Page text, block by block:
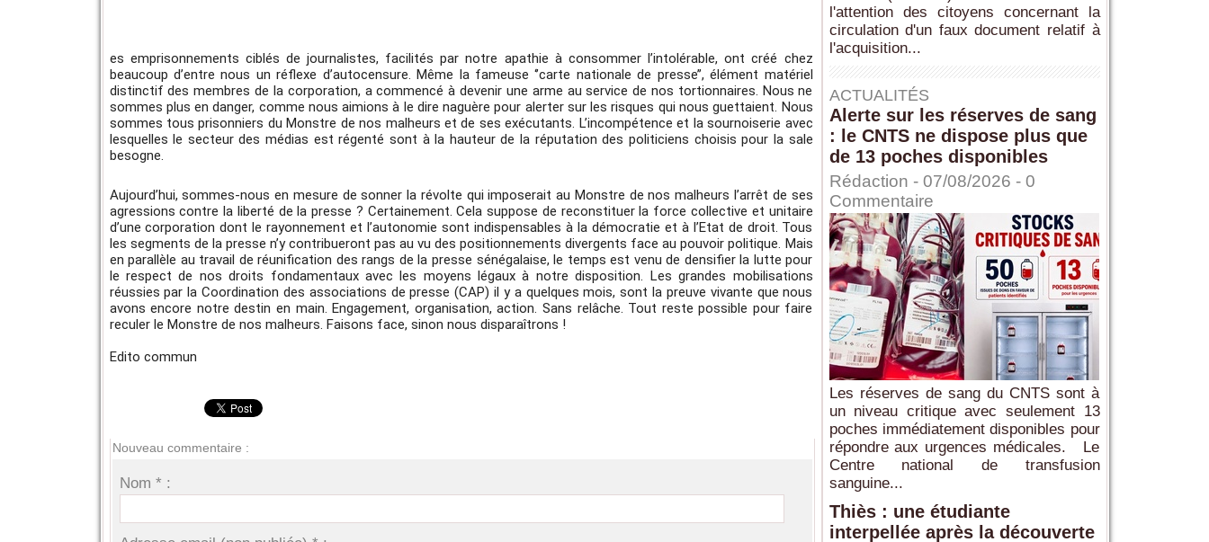
es emprisonnements ciblés de journalistes, facilités par notre apathie à consommer l’intolérable, ont créé chez
beaucoup d’entre nous un réflexe d’autocensure. Même la fameuse ‘’carte nationale de presse’’, élément matériel
distinctif des membres de la corporation, a commencé à devenir une arme au service de nos tortionnaires. Nous ne
sommes plus en danger, comme nous aimions à le dire naguère pour alerter sur les risques qui nous guettaient. Nous
sommes tous prisonniers du Monstre de nos malheurs et de ses exécutants. L’incompétence et la sournoiserie avec
lesquelles le secteur des médias est régenté sont à la hauteur de la réputation des politiciens choisis pour la sale
besogne.
Aujourd’hui, sommes-nous en mesure de sonner la révolte qui imposerait au Monstre de nos malheurs l’arrêt de ses
agressions contre la liberté de la presse ? Certainement. Cela suppose de reconstituer la force collective et unitaire
d’une corporation dont le rayonnement et l’autonomie sont indispensables à la démocratie et à l’Etat de droit. Tous
les segments de la presse n’y contribueront pas au vu des positionnements divergents face au pouvoir politique. Mais
en parallèle au travail de réunification des rangs de la presse sénégalaise, le temps est venu de densifier la lutte pour
le respect de nos droits fondamentaux avec les moyens légaux à notre disposition. Les grandes mobilisations
réussies par la Coordination des associations de presse (CAP) il y a quelques mois, sont la preuve vivante que nous
avons encore notre destin en main. Engagement, organisation, action. Sans relâche. Tout reste possible pour faire
reculer le Monstre de nos malheurs. Faisons face, sinon nous disparaîtrons !
Edito commun
Nouveau commentaire :
Nom * :
l'attention des citoyens concernant la
circulation d'un faux document relatif à
l'acquisition...
ACTUALITÉS
Alerte sur les réserves de sang
: le CNTS ne dispose plus que
de 13 poches disponibles
Rédaction - 07/08/2026 - 0
Commentaire
Les réserves de sang du CNTS sont à
un niveau critique avec seulement 13
poches immédiatement disponibles pour
répondre aux urgences médicales. Le
Centre national de transfusion
sanguine...
Thiès : une étudiante
interpellée après la découverte